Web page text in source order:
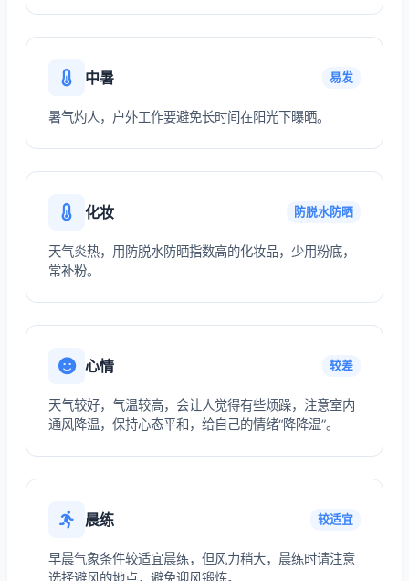
中暑 易发
暑气灼人，户外工作要避免长时间在阳光下曝晒。
化妆 防脱水防晒
天气炎热，用防脱水防晒指数高的化妆品，少用粉底，
常补粉。
心情 较差
天气较好，气温较高，会让人觉得有些烦躁，注意室内
通风降温，保持心态平和，给自己的情绪“降降温”。
晨练 较适宜
早晨气象条件较适宜晨练，但风力稍大，晨练时请注意
选择避风的地点，避免迎风锻炼。